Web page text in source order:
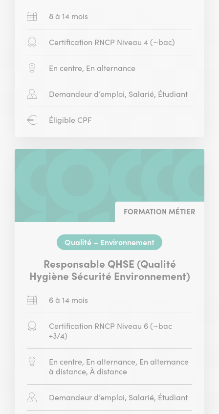
Durée 8 à 14 mois
DiplômeCertification RNCP Niveau 4 (~bac)
ModalitéEn centre, En alternance
Public Demandeur d’emploi, Salarié, Étudiant
CPF
Éligible CPF
FORMATION MÉTIER
Qualité – Environnement
Responsable QHSE (Qualité
Hygiène Sécurité Environnement)
Durée 6 à 14 mois
DiplômeCertification RNCP Niveau 6 (~bac
+3/4)
ModalitéEn centre, En alternance, En alternance
à distance, À distance
Public Demandeur d’emploi, Salarié, Étudiant